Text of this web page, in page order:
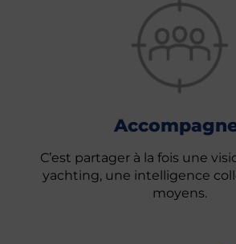
C’est partager à la fois une
yachting, une intelligence
moyens.